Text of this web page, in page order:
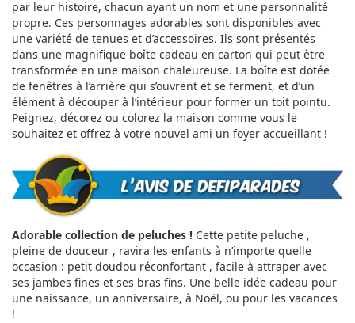
par leur histoire, chacun ayant un nom et une personnalité
propre. Ces personnages adorables sont disponibles avec
une variété de tenues et d’accessoires. Ils sont présentés
dans une magnifique boîte cadeau en carton qui peut être
transformée en une maison chaleureuse. La boîte est dotée
de fenêtres à l’arrière qui s’ouvrent et se ferment, et d’un
élément à découper à l’intérieur pour former un toit pointu.
Peignez, décorez ou colorez la maison comme vous le
souhaitez et offrez à votre nouvel ami un foyer accueillant !
Adorable collection de peluches ! Cette petite peluche ,
pleine de douceur , ravira les enfants à n’importe quelle
occasion : petit doudou réconfortant , facile à attraper avec
ses jambes fines et ses bras fins. Une belle idée cadeau pour
une naissance, un anniversaire, à Noël, ou pour les vacances
!